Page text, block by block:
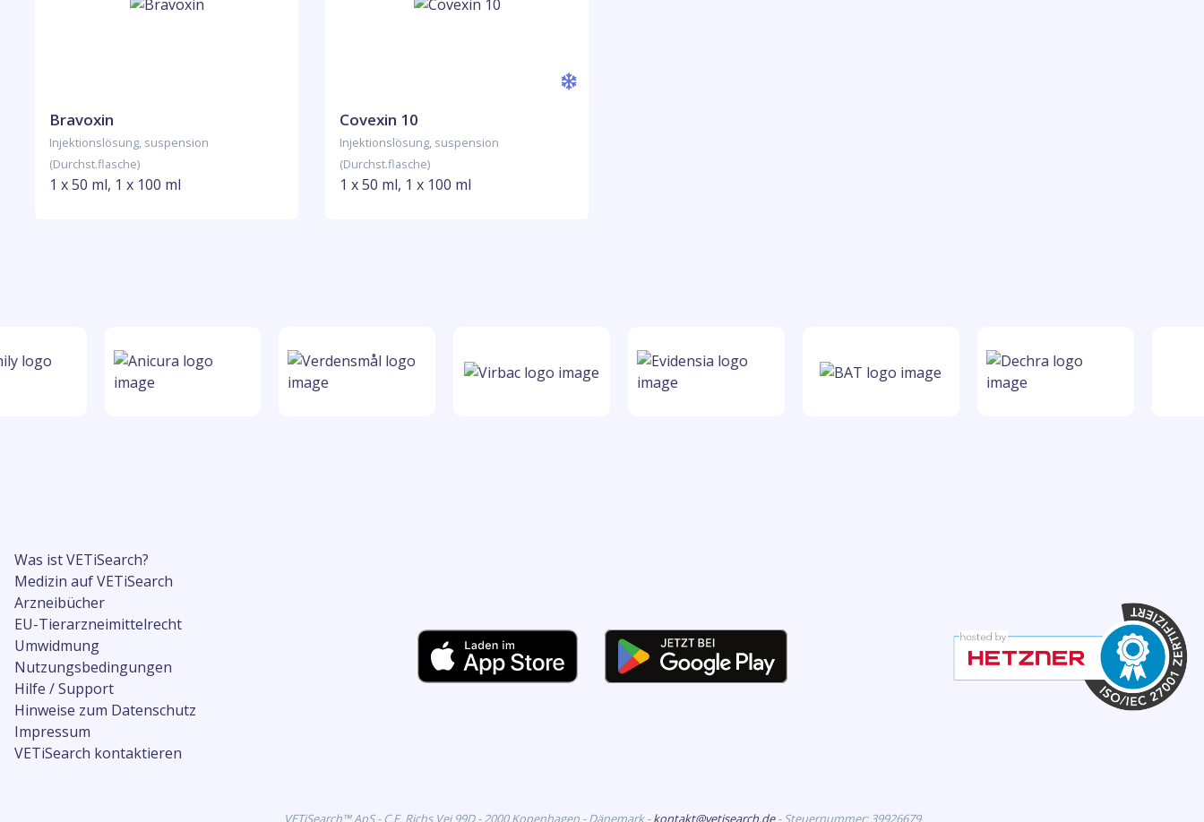
Bravoxin
Injektionslösung, suspension
(Durchst.flasche)
1 x 50 ml, 1 x 100 ml
Covexin 10
Injektionslösung, suspension
(Durchst.flasche)
1 x 50 ml, 1 x 100 ml
Was ist VETiSearch?
Medizin auf VETiSearch
Arzneibücher
EU-Tierarzneimittelrecht
Umwidmung
Nutzungsbedingungen
Hilfe / Support
Hinweise zum Datenschutz
Impressum
VETiSearch kontaktieren
VETiSearch™ ApS - C.F. Richs Vej 99D - 2000 Kopenhagen - Dänemark -kontakt@vetisearch.de- Steuernummer: 39926679